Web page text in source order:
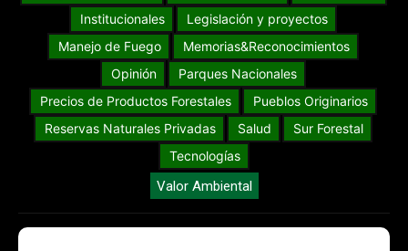
Institucionales
Legislación y proyectos
Manejo de Fuego
Memorias&Reconocimientos
Opinión
Parques Nacionales
Precios de Productos Forestales
Pueblos Originarios
Reservas Naturales Privadas
Salud
Sur Forestal
Tecnologías
Valor Ambiental